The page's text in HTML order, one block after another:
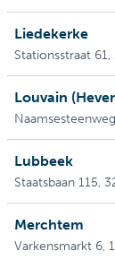
Liedekerke
Stationsstraat 61,
Louvain
Lubbeek
Staatsbaan 115,
Merchtem
Varkensmarkt 6,